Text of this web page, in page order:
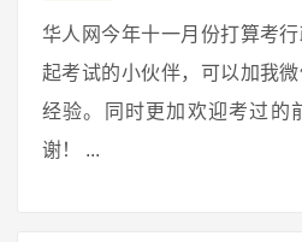
华人网今年十一月份打算考
起考试的小伙伴，可以加我
经验。同时更加欢迎考过的
谢！ ...